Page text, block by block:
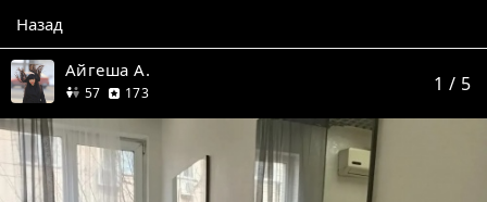
Назад
Айгеша А.
57друзей
173отзыва 1 / 5